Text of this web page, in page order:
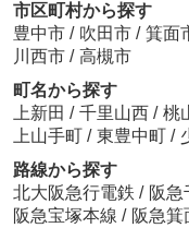
市区町村から探す
豊中市 / 吹田市 / 箕面
川西市 / 高槻市
町名から探す
上新田 / 千里山西 / 桃
上山手町 / 東豊中町 /
路線から探す
北大阪急行電鉄 / 阪急
阪急宝塚本線 / 阪急箕